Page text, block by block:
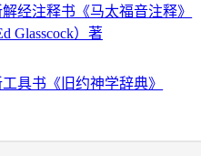
经注释书《马太福音注释》
Glasscock）著
具书《旧约神学辞典》